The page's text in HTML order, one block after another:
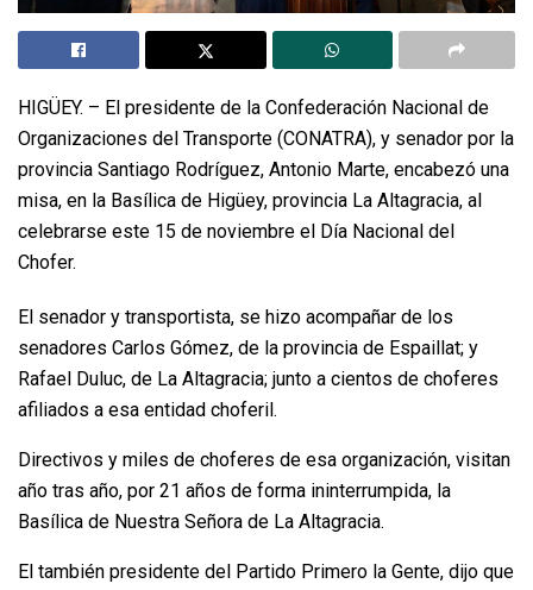
HIGÜEY. – El presidente de la Confederación Nacional de
Organizaciones del Transporte (CONATRA), y senador por la
provincia Santiago Rodríguez, Antonio Marte, encabezó una
misa, en la Basílica de Higüey, provincia La Altagracia, al
celebrarse este 15 de noviembre el Día Nacional del
Chofer.
El senador y transportista, se hizo acompañar de los
senadores Carlos Gómez, de la provincia de Espaillat; y
Rafael Duluc, de La Altagracia; junto a cientos de choferes
afiliados a esa entidad choferil.
Directivos y miles de choferes de esa organización, visitan
año tras año, por 21 años de forma ininterrumpida, la
Basílica de Nuestra Señora de La Altagracia.
El también presidente del Partido Primero la Gente, dijo que